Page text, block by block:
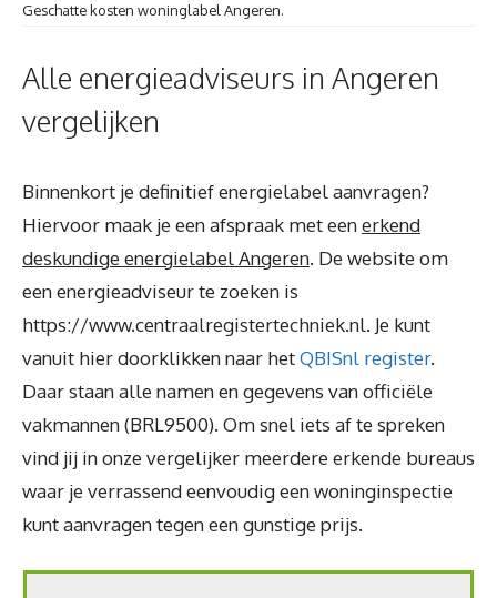
Geschatte kosten woninglabel Angeren.
Alle energieadviseurs in Angeren
vergelijken
Binnenkort je definitief energielabel aanvragen?
Hiervoor maak je een afspraak met eenerkend
deskundige energielabel Angeren. De website om
een energieadviseur te zoeken is
https://www.centraalregistertechniek.nl. Je kunt
vanuit hier doorklikken naar hetQBISnl register.
Daar staan alle namen en gegevens van officiële
vakmannen (BRL9500). Om snel iets af te spreken
vind jij in onze vergelijker meerdere erkende bureaus
waar je verrassend eenvoudig een woninginspectie
kunt aanvragen tegen een gunstige prijs.